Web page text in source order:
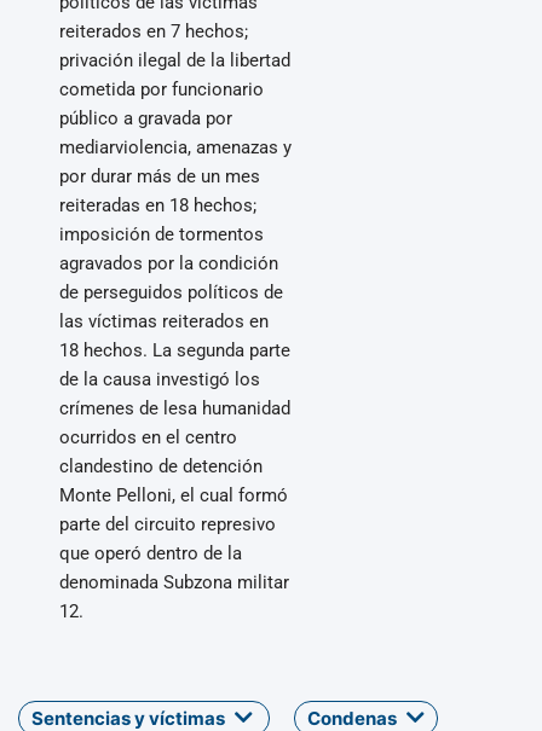
reiterados en 7 hechos;
privación ilegal de la libertad
cometida por funcionario
público a gravada por
mediarviolencia, amenazas y
por durar más de un mes
reiteradas en 18 hechos;
imposición de tormentos
agravados por la condición
de perseguidos políticos de
las víctimas reiterados en
18 hechos. La segunda parte
de la causa investigó los
crímenes de lesa humanidad
ocurridos en el centro
clandestino de detención
Monte Pelloni, el cual formó
parte del circuito represivo
que operó dentro de la
denominada Subzona militar
12.
Sentencias y víctimas Condenas